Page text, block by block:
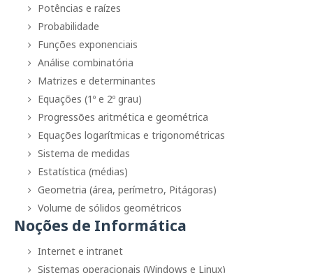
Potências e raízes
Probabilidade
Funções exponenciais
Análise combinatória
Matrizes e determinantes
Equações (1º e 2º grau)
Progressões aritmética e geométrica
Equações logarítmicas e trigonométricas
Sistema de medidas
Estatística (médias)
Geometria (área, perímetro, Pitágoras)
Volume de sólidos geométricos
Noções de Informática
Internet e intranet
Sistemas operacionais (Windows e Linux)